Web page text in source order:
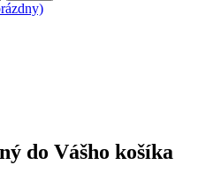
do Vášho košíka